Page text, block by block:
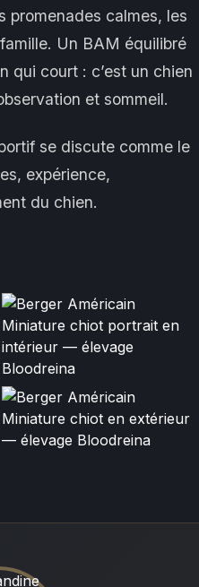
promenades calmes, les
Un BAM équilibré
qui court : c’est un chien
et sommeil.
se discute comme le
expérience,
du chien.